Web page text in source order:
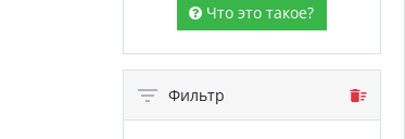
Что это такое?
Фильтр